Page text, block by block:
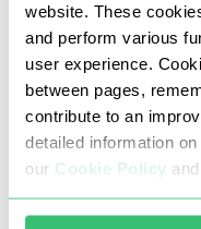
website. These
and perform various
user experience.
between pages,
contribute to an
detailed information
our Cookie Policy and
Nasze angielskie
brute force,
działań